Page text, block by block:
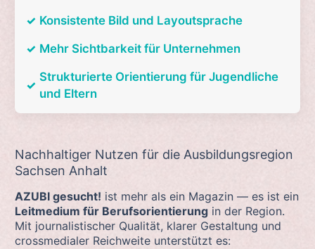
✓ Konsistente Bild und Layoutsprache
✓ Mehr Sichtbarkeit für Unternehmen
✓
Strukturierte Orientierung für Jugendliche
und Eltern
Nachhaltiger Nutzen für die Ausbildungsregion
Sachsen Anhalt
AZUBI gesucht! ist mehr als ein Magazin — es ist ein
Leitmedium für Berufsorientierungin der Region.
Mit journalistischer Qualität, klarer Gestaltung und
crossmedialer Reichweite unterstützt es: